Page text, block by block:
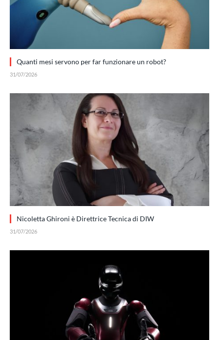
Quanti mesi servono per far funzionare un robot?
31/07/2026
Nicoletta Ghironi è Direttrice Tecnica di DIW
31/07/2026